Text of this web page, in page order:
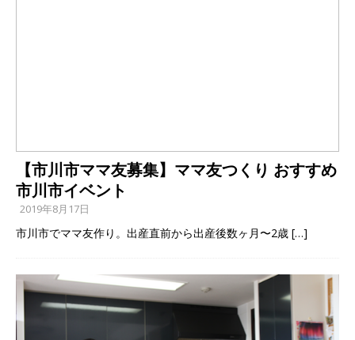
【市川市ママ友募集】ママ友つくり おすすめ
市川市イベント
2019年8月17日
市川市でママ友作り。出産直前から出産後数ヶ月〜2歳 […]